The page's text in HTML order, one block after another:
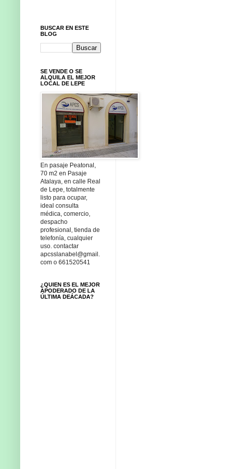
BUSCAR EN ESTE
BLOG
SE VENDE O SE
ALQUILA EL MEJOR
LOCAL DE LEPE
En pasaje Peatonal,
70 m2 en Pasaje
Atalaya, en calle Real
de Lepe, totalmente
listo para ocupar,
ideal consulta
médica, comercio,
despacho
profesional, tienda de
telefonía, cualquier
uso. contactar
apcsslanabel@gmail.
com o 661520541
¿QUIEN ES EL MEJOR
APODERADO DE LA
ÚLTIMA DEÁCADA?